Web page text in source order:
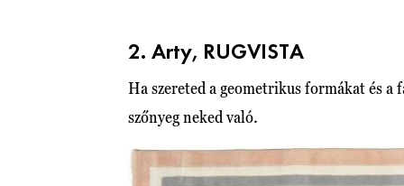
2. Arty, RUGVISTA
Ha szereted a geometrikus formákat és a
szőnyeg neked való.